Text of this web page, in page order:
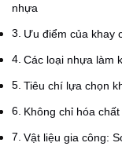
nhựa
Ưu điểm của khay
Các loại nhựa làm
Tiêu chí lựa chọn
Không chỉ hóa
Vật liệu gia công: